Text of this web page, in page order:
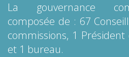
La gouvernance
composée de : 67
commissions, 1 Président
et 1 bureau.